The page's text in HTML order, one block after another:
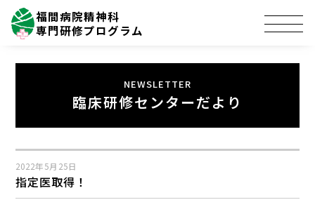
福間病院精神科
専門研修プログラム
臨床研修センターだより
2022年5月25日
指定医取得！